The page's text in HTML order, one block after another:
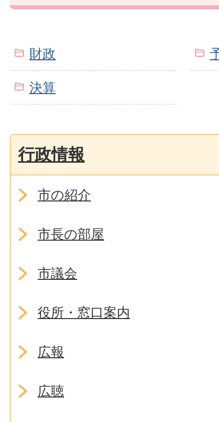
財政
決算
行政情報
市の紹介
市長の部屋
市議会
役所・窓口案内
広報
広聴